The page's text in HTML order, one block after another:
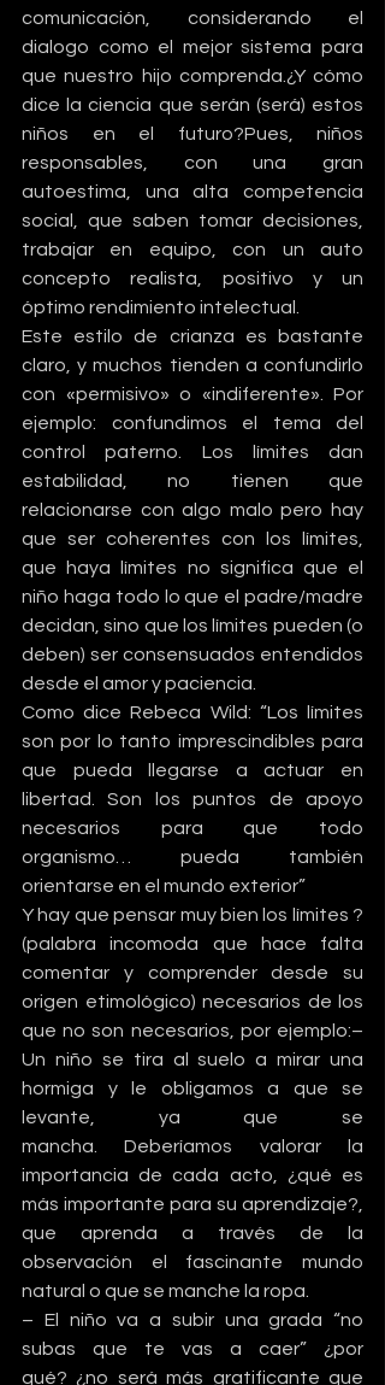
comunicación, considerando el
dialogo como el mejor sistema para
que nuestro hijo comprenda.¿Y cómo
dice la ciencia que serán (será) estos
niños en el futuro?Pues, niños
responsables, con una gran
autoestima, una alta competencia
social, que saben tomar decisiones,
trabajar en equipo, con un auto
concepto realista, positivo y un
óptimo rendimiento intelectual.
Este estilo de crianza es bastante
claro, y muchos tienden a confundirlo
con «permisivo» o «indiferente». Por
ejemplo: confundimos el tema del
control paterno. Los límites dan
estabilidad, no tienen que
relacionarse con algo malo pero hay
que ser coherentes con los límites,
que haya límites no significa que el
niño haga todo lo que el padre/madre
decidan, sino que los límites pueden (o
deben) ser consensuados entendidos
desde el amor y paciencia.
Como dice Rebeca Wild: “Los límites
son por lo tanto imprescindibles para
que pueda llegarse a actuar en
libertad. Son los puntos de apoyo
necesarios para que todo
organismo… pueda también
orientarse en el mundo exterior”
Y hay que pensar muy bien los límites ?
(palabra incomoda que hace falta
comentar y comprender desde su
origen etimológico) necesarios de los
que no son necesarios, por ejemplo:–
Un niño se tira al suelo a mirar una
hormiga y le obligamos a que se
levante, ya que se
mancha. Deberíamos valorar la
importancia de cada acto, ¿qué es
más importante para su aprendizaje?,
que aprenda a través de la
observación el fascinante mundo
natural o que se manche la ropa.
– El niño va a subir una grada “no
subas que te vas a caer” ¿por
qué? ¿no será más gratificante que